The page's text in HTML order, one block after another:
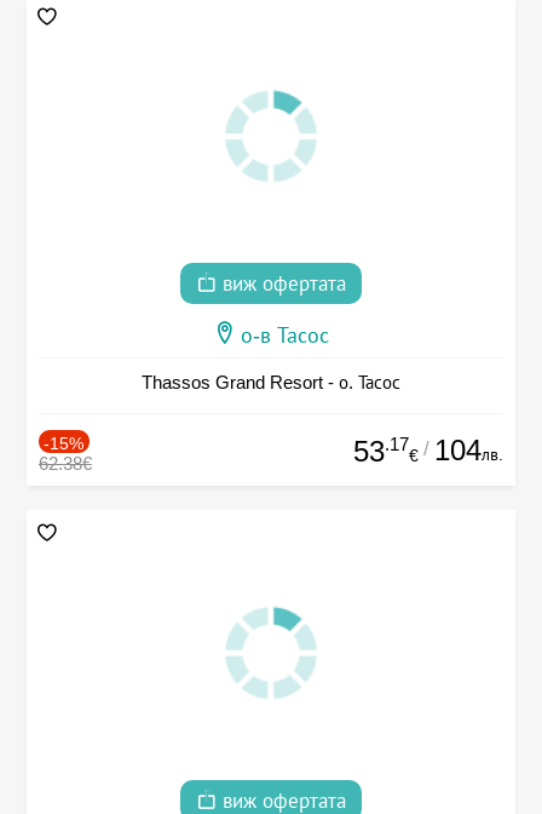
виж офертата
о-в Тасос
Thassos Grand Resort - о. Тасос
-15%
62.38€ 53.17
€ / 104лв.
виж офертата